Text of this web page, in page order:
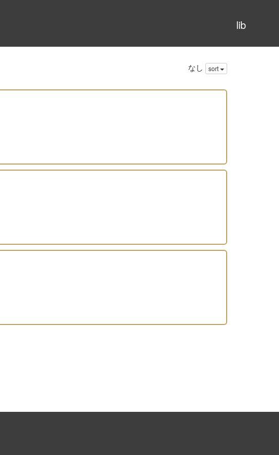
lib
なし sort